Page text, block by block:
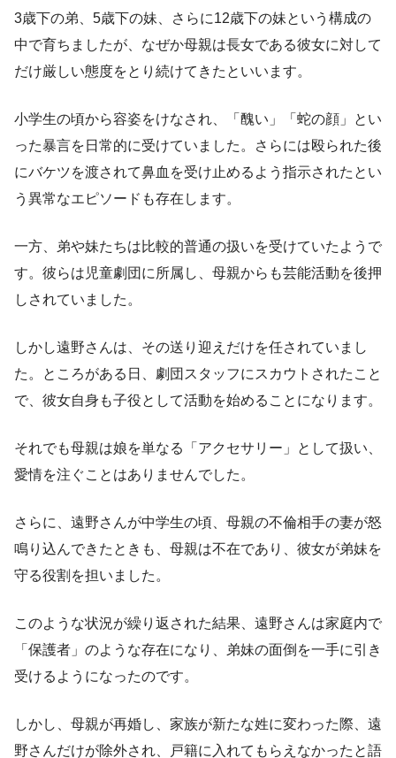
3歳下の弟、5歳下の妹、さらに12歳下の妹という構成の
中で育ちましたが、なぜか母親は長女である彼女に対して
だけ厳しい態度をとり続けてきたといいます。
小学生の頃から容姿をけなされ、「醜い」「蛇の顔」とい
った暴言を日常的に受けていました。さらには殴られた後
にバケツを渡されて鼻血を受け止めるよう指示されたとい
う異常なエピソードも存在します。
一方、弟や妹たちは比較的普通の扱いを受けていたようで
す。彼らは児童劇団に所属し、母親からも芸能活動を後押
しされていました。
しかし遠野さんは、その送り迎えだけを任されていまし
た。ところがある日、劇団スタッフにスカウトされたこと
で、彼女自身も子役として活動を始めることになります。
それでも母親は娘を単なる「アクセサリー」として扱い、
愛情を注ぐことはありませんでした。
さらに、遠野さんが中学生の頃、母親の不倫相手の妻が怒
鳴り込んできたときも、母親は不在であり、彼女が弟妹を
守る役割を担いました。
このような状況が繰り返された結果、遠野さんは家庭内で
「保護者」のような存在になり、弟妹の面倒を一手に引き
受けるようになったのです。
しかし、母親が再婚し、家族が新たな姓に変わった際、遠
野さんだけが除外され、戸籍に入れてもらえなかったと語